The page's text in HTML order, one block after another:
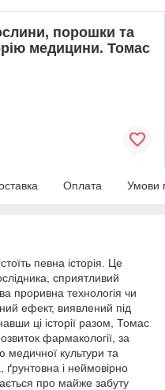
порошки та
медицини. Томас
Оплата Умови
певна історія. Це
сприятливий
проривна технологія чи
ефект, виявлений під
ці історії разом, Томас
фармакології, за
культури та
ґрунтовна і неймовірно
про майже забуту